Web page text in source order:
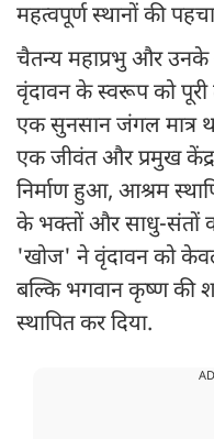
महत्वपूर्ण स्थानों की
चैतन्य महाप्रभु और
वृंदावन के स्वरूप को
एक सुनसान जंगल मात्र
एक जीवंत और प्रमुख
निर्माण हुआ, आश्रम
के भक्तों और साधु-संतों
'खोज' ने वृंदावन को
बल्कि भगवान कृष्ण की
स्थापित कर दिया.